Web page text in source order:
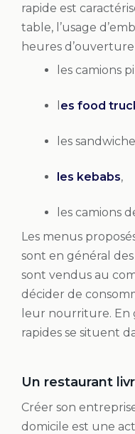
rapide est
table, l’usage
heures
les camions
es food
les
les kebabs,
les camions
Les menus
sont en général
sont vendus au
décider de
leur nourriture. En
rapides se situent
Un restaurant
Créer son
domicile est une